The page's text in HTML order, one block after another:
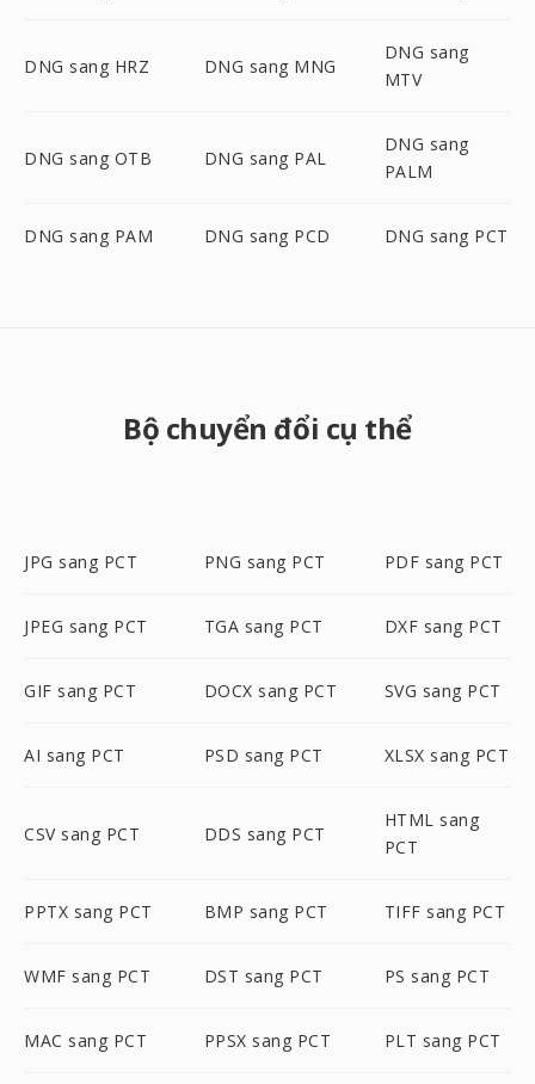
DNG sang HRZ DNG sang MNG
DNG sang
MTV
DNG sang OTB DNG sang PAL
DNG sang
PALM
DNG sang PAM DNG sang PCD DNG sang PCT
Bộ chuyển đổi cụ thể
JPG sang PCT PNG sang PCT PDF sang PCT
JPEG sang PCT TGA sang PCT DXF sang PCT
GIF sang PCT DOCX sang PCT SVG sang PCT
AI sang PCT PSD sang PCT XLSX sang PCT
CSV sang PCT DDS sang PCT
HTML sang
PCT
PPTX sang PCT BMP sang PCT TIFF sang PCT
WMF sang PCT DST sang PCT PS sang PCT
MAC sang PCT PPSX sang PCT PLT sang PCT